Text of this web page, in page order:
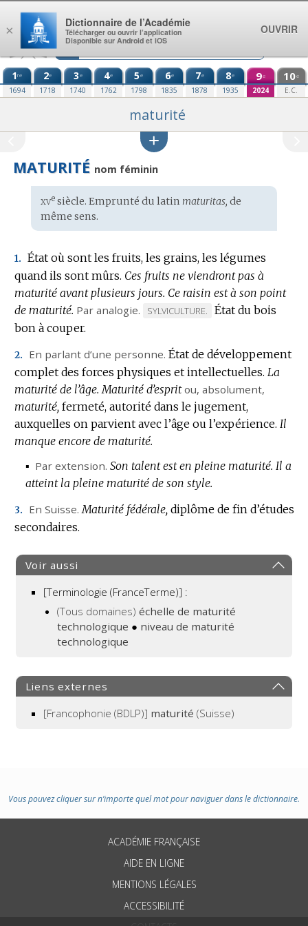
Aller au contenu
1re
1694
2e
1718
3e
1740
4e
1762
5e
1798
6e
1835
7e
1878
8e
1935
9e
2024
10e
E.C.
maturité
MATURITÉ nom féminin
Étymologie
:
xvesiècle. Emprunté du latin maturitas, de
même sens.
1. État où sont les fruits, les grains, les légumes
quand ils sont mûrs. Ces fruits ne viendront pas à
maturité avant plusieurs jours. Ce raisin est à son point
de maturité. Par analogie.
MARQUE
DOMAINE
:
SYLVICULTURE.
État du bois
bon à couper.
2. En parlant d’une personne. État de développement
complet des forces physiques et intellectuelles. La
maturité de l’âge. Maturité d’esprit ou, absolument,
maturité, fermeté, autorité dans le jugement,
auxquelles on parvient avec l’âge ou l’expérience. Il
manque encore de maturité.
▪ Par extension. Son talent est en pleine maturité. Il a
atteint la pleine maturité de son style.
3. En Suisse. Maturité fédérale, diplôme de fin d’études
secondaires.
Voir aussi
[Terminologie (FranceTerme)] :
(Tous domaines)échelle de maturité
technologique ● niveau de maturité
technologique
Liens externes
[Francophonie (BDLP)] maturité (Suisse)
Vous pouvez cliquer sur n’importe quel mot pour naviguer dans le dictionnaire.
ACADÉMIE FRANÇAISE
AIDE EN LIGNE
MENTIONS LÉGALES
ACCESSIBILITÉ
×
Dictionnaire de l’Académie
Télécharger ou ouvrir l’application
Disponible sur Android et iOS
OUVRIR